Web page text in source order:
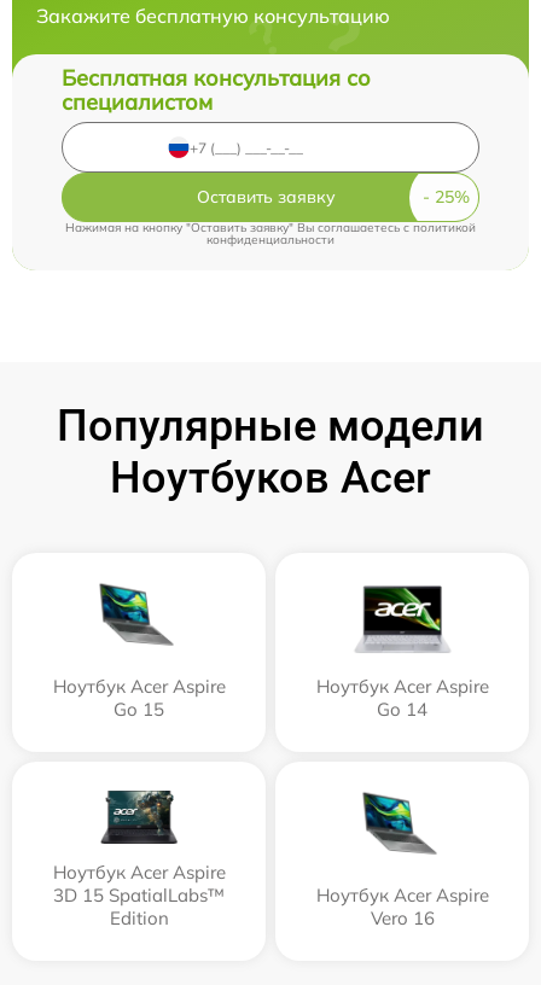
Закажите бесплатную консультацию
Бесплатная консультация со
специалистом
Оставить заявку
Нажимая на кнопку "Оставить заявку" Вы соглашаетесь c политикой
конфиденциальности
Популярные модели
Ноутбуков Acer
Ноутбук Acer Aspire
Go 15
Ноутбук Acer Aspire
Go 14
Ноутбук Acer Aspire
3D 15 SpatialLabs™
Edition
Ноутбук Acer Aspire
Vero 16